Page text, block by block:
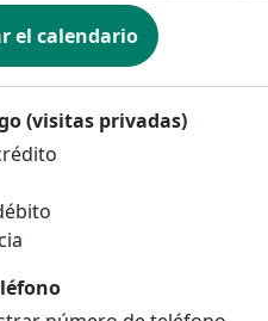
el calendario
(visitas privadas)